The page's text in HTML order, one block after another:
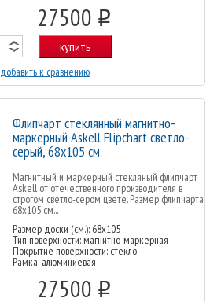
27500 o
купить
добавить к сравнению
Флипчарт стеклянный магнитно-
маркерный Askell Flipchart светло-
серый, 68х105 см
Магнитный и маркерный стекляный флипчарт
Askell от отечественного производителя в
строгом светло-сером цвете. Размер флипчарта
68х105 см...
Размер доски (см.): 68x105
Тип поверхности: магнитно-маркерная
Покрытие поверхности: стекло
Рамка: алюминиевая
27500 o